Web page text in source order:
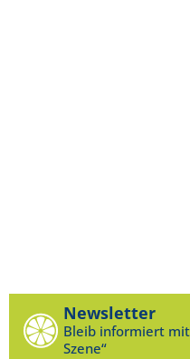
Newsletter
Bleib informiert mit
Szene“